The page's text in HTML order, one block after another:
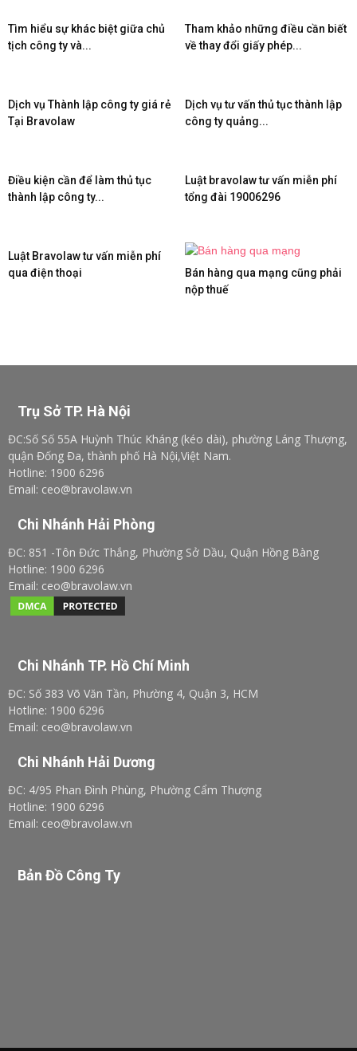
Tìm hiểu sự khác biệt giữa chủ
tịch công ty và...
Tham khảo những điều cần biết
về thay đổi giấy phép...
Dịch vụ Thành lập công ty giá rẻ
Tại Bravolaw
Dịch vụ tư vấn thủ tục thành lập
công ty quảng...
Điều kiện cần để làm thủ tục
thành lập công ty...
Luật bravolaw tư vấn miễn phí
tổng đài 19006296
Luật Bravolaw tư vấn miễn phí
qua điện thoại
Bán hàng qua mạng cũng phải
nộp thuế
Trụ Sở TP. Hà Nội
ĐC:Số Số 55A Huỳnh Thúc Kháng (kéo dài), phường Láng Thượng,
quận Đống Đa, thành phố Hà Nội,Việt Nam.
Hotline: 1900 6296
Email: ceo@bravolaw.vn
Chi Nhánh Hải Phòng
ĐC: 851 -Tôn Đức Thắng, Phường Sở Dầu, Quận Hồng Bàng
Hotline: 1900 6296
Email: ceo@bravolaw.vn
Chi Nhánh TP. Hồ Chí Minh
ĐC: Số 383 Võ Văn Tần, Phường 4, Quận 3, HCM
Hotline: 1900 6296
Email: ceo@bravolaw.vn
Chi Nhánh Hải Dương
ĐC: 4/95 Phan Đình Phùng, Phường Cẩm Thượng
Hotline: 1900 6296
Email: ceo@bravolaw.vn
Bản Đồ Công Ty